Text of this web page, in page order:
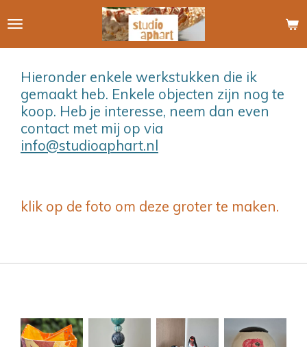
direct
naar
hoofdinhoud
Hieronder enkele werkstukken die ik
gemaakt heb. Enkele objecten zijn nog te
koop. Heb je interesse, neem dan even
contact met mij op via
info@studioaphart.nl
klik op de foto om deze groter te maken.